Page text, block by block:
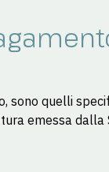
sono quelli
emessa dalla